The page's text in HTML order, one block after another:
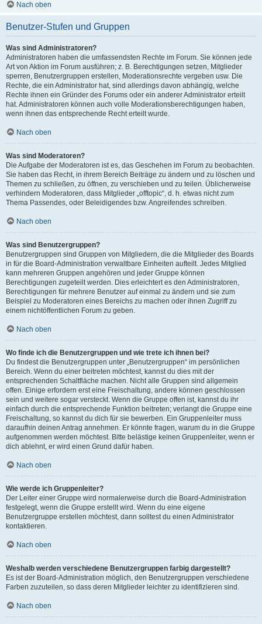
Nach oben
Benutzer-Stufen und Gruppen
Was sind Administratoren?
Administratoren haben die umfassendsten Rechte im Forum. Sie können jede
Art von Aktion im Forum ausführen; z. B. Berechtigungen setzen, Mitglieder
sperren, Benutzergruppen erstellen, Moderationsrechte vergeben usw. Die
Rechte, die ein Administrator hat, sind allerdings davon abhängig, welche
Rechte ihnen ein Gründer des Forums oder ein anderer Administrator erteilt
hat. Administratoren können auch volle Moderationsberechtigungen haben,
wenn ihnen das entsprechende Recht erteilt wurde.
Nach oben
Was sind Moderatoren?
Die Aufgabe der Moderatoren ist es, das Geschehen im Forum zu beobachten.
Sie haben das Recht, in ihrem Bereich Beiträge zu ändern und zu löschen und
Themen zu schließen, zu öffnen, zu verschieben und zu teilen. Üblicherweise
verhindern Moderatoren, dass Mitglieder „offtopic“, d. h. etwas nicht zum
Thema Passendes, oder Beleidigendes bzw. Angreifendes schreiben.
Nach oben
Was sind Benutzergruppen?
Benutzergruppen sind Gruppen von Mitgliedern, die die Mitglieder des Boards
in für die Board-Administration verwaltbare Einheiten aufteilt. Jedes Mitglied
kann mehreren Gruppen angehören und jeder Gruppe können
Berechtigungen zugeteilt werden. Dies erleichtert es den Administratoren,
Berechtigungen für mehrere Benutzer auf einmal zu ändern und sie zum
Beispiel zu Moderatoren eines Bereichs zu machen oder ihnen Zugriff zu
einem nichtöffentlichen Forum zu geben.
Nach oben
Wo finde ich die Benutzergruppen und wie trete ich ihnen bei?
Du findest die Benutzergruppen unter „Benutzergruppen“ im persönlichen
Bereich. Wenn du einer beitreten möchtest, kannst du dies mit der
entsprechenden Schaltfläche machen. Nicht alle Gruppen sind allgemein
offen. Einige erfordern erst eine Freischaltung, andere können geschlossen
sein und weitere sogar versteckt. Wenn die Gruppe offen ist, kannst du ihr
einfach durch die entsprechende Funktion beitreten; verlangt die Gruppe eine
Freischaltung, so kannst du dich für sie bewerben. Ein Gruppenleiter muss
daraufhin deinen Antrag annehmen. Er könnte fragen, warum du in die Gruppe
aufgenommen werden möchtest. Bitte belästige keinen Gruppenleiter, wenn er
dich ablehnt, er wird einen Grund dafür haben.
Nach oben
Wie werde ich Gruppenleiter?
Der Leiter einer Gruppe wird normalerweise durch die Board-Administration
festgelegt, wenn die Gruppe erstellt wird. Wenn du eine eigene
Benutzergruppe erstellen möchtest, dann solltest du einen Administrator
kontaktieren.
Nach oben
Weshalb werden verschiedene Benutzergruppen farbig dargestellt?
Es ist der Board-Administration möglich, den Benutzergruppen verschiedene
Farben zuzuteilen, so dass deren Mitglieder leichter zu identifizieren sind.
Nach oben